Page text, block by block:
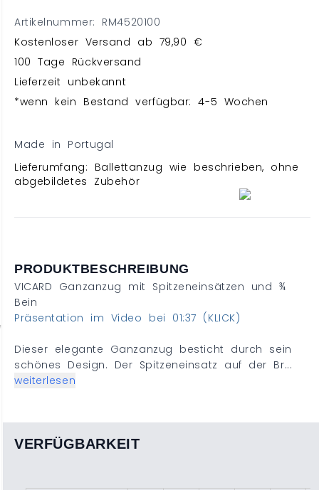
Artikelnummer: RM4520100
Kostenloser Versand ab 79,90 €
100 Tage Rückversand
Lieferzeit unbekannt
*wenn kein Bestand verfügbar: 4-5 Wochen
Made in Portugal
Lieferumfang: Ballettanzug wie beschrieben, ohne
abgebildetes Zubehör
PRODUKTBESCHREIBUNG
VICARD Ganzanzug mit Spitzeneinsätzen und ¾
Bein
Präsentation im Video bei 01:37 (KLICK)
Dieser elegante Ganzanzug besticht durch sein
schönes Design. Der Spitzeneinsatz auf der Br...
weiterlesen
VERFÜGBARKEIT